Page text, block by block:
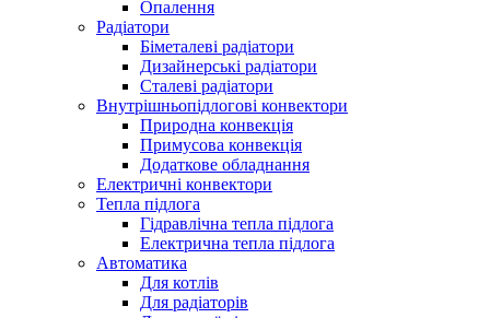
Опалення
Радіатори
Біметалеві радіатори
Дизайнерські радіатори
Сталеві радіатори
Внутрішньопідлогові конвектори
Природна конвекція
Примусова конвекція
Додаткове обладнання
Електричні конвектори
Тепла підлога
Гідравлічна тепла підлога
Електрична тепла підлога
Автоматика
Для котлів
Для радіаторів